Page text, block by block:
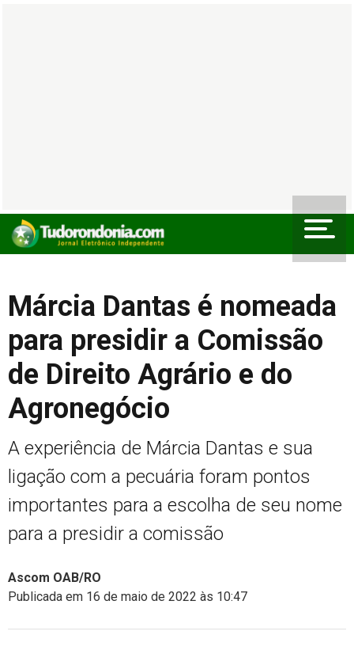
Márcia Dantas é nomeada
para presidir a Comissão
de Direito Agrário e do
Agronegócio
A experiência de Márcia Dantas e sua
ligação com a pecuária foram pontos
importantes para a escolha de seu nome
para a presidir a comissão
Ascom OAB/RO
Publicada em 16 de maio de 2022 às 10:47